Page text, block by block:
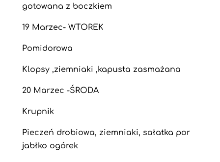
gotowana z boczkiem
19 Marzec- WTOREK
Pomidorowa
Klopsy ,ziemniaki ,kapusta zasmażana
20 Marzec -ŚRODA
Krupnik
Pieczeń drobiowa, ziemniaki, sałatka por
jabłko ogórek